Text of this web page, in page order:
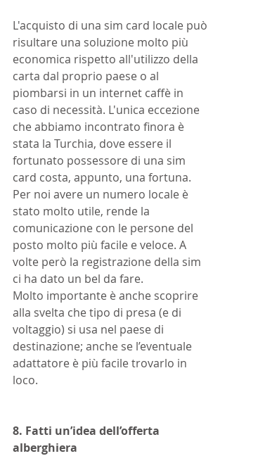
L'acquisto di una sim card locale può
risultare una soluzione molto più
economica rispetto all'utilizzo della
carta dal proprio paese o al
piombarsi in un internet caffè in
caso di necessità. L'unica eccezione
che abbiamo incontrato finora è
stata la Turchia, dove essere il
fortunato possessore di una sim
card costa, appunto, una fortuna.
Per noi avere un numero locale è
stato molto utile, rende la
comunicazione con le persone del
posto molto più facile e veloce. A
volte però la registrazione della sim
ci ha dato un bel da fare.
Molto importante è anche scoprire
alla svelta che tipo di presa (e di
voltaggio) si usa nel paese di
destinazione; anche se l’eventuale
adattatore è più facile trovarlo in
loco.
8. Fatti un’idea dell’offerta
alberghiera